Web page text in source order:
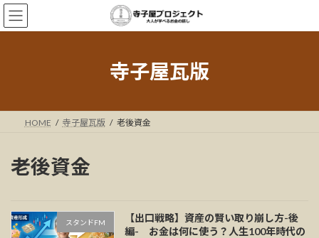
コ
ン
テ
ナ
ビ
ゲ
寺子屋瓦版
HOME 寺子屋瓦版 老後資金
老後資金
スタンドFM
【出口戦略】資産の賢い取り崩し方-後
編- お金は何に使う？人生100年時代の